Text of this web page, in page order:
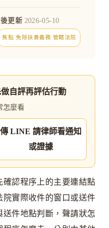
更新 2026-05-10
焦點 免除扶養義務 管轄法院
自評再評估行動
怎麼看
傳 LINE 請律師看通知
或證據
認程序上的主要連結點
實際收件的窗口或送件
件地點判斷，聲請狀怎